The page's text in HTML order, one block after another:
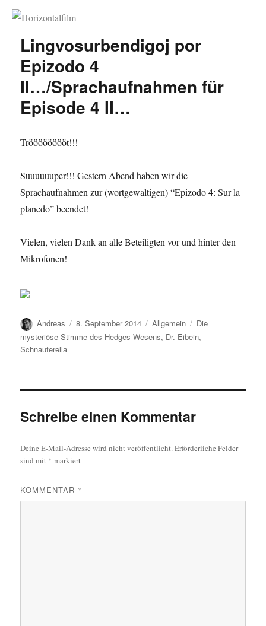
Horizontalfilm
Lingvosurbendigoj por
Epizodo 4
II…/Sprachaufnahmen für
Episode 4 II…
Trööööööööt!!!
Suuuuuuper!!! Gestern Abend haben wir die
Sprachaufnahmen zur (wortgewaltigen) “Epizodo 4: Sur la
planedo” beendet!
Vielen, vielen Dank an alle Beteiligten vor und hinter den
Mikrofonen!
Autor
Andreas
Veröffentlicht
am
8. September 2014 Kategorien
Allgemein Schlagwörter
Die
mysteriöse Stimme des Hedges-Wesens, Dr. Eibein,
Schnauferella
Schreibe einen Kommentar
Deine E-Mail-Adresse wird nicht veröffentlicht. Erforderliche Felder
sind mit * markiert
KOMMENTAR *